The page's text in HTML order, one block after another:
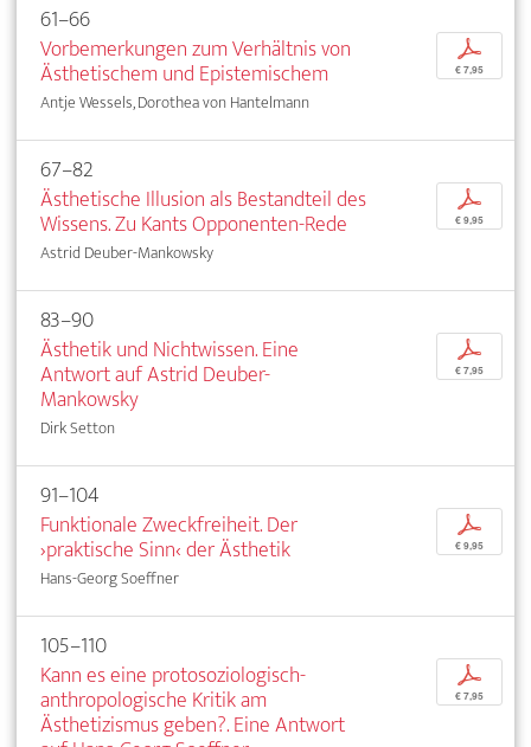
61–66
Vorbemerkungen zum Verhältnis von
Ästhetischem und Epistemischem
Antje Wessels, Dorothea von Hantelmann
p
€ 7,95
67–82
Ästhetische Illusion als Bestandteil des
Wissens. Zu Kants Opponenten-Rede
Astrid Deuber-Mankowsky
p
€ 9,95
83–90
Ästhetik und Nichtwissen. Eine
Antwort auf Astrid Deuber-
Mankowsky
Dirk Setton
p
€ 7,95
91–104
Funktionale Zweckfreiheit. Der
›praktische Sinn‹ der Ästhetik
Hans-Georg Soeffner
p
€ 9,95
105–110
Kann es eine protosoziologisch-
anthropologische Kritik am
Ästhetizismus geben?. Eine Antwort
p
€ 7,95